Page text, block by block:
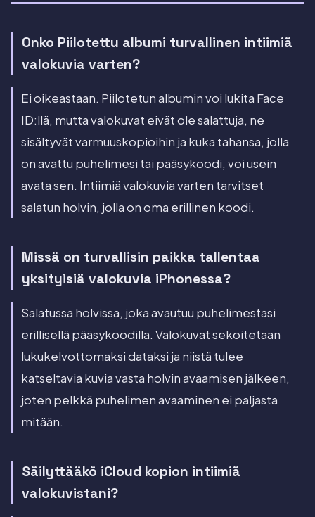
Onko Piilotettu albumi turvallinen intiimiä
valokuvia varten?
Ei oikeastaan. Piilotetun albumin voi lukita Face
ID:llä, mutta valokuvat eivät ole salattuja, ne
sisältyvät varmuuskopioihin ja kuka tahansa, jolla
on avattu puhelimesi tai pääsykoodi, voi usein
avata sen. Intiimiä valokuvia varten tarvitset
salatun holvin, jolla on oma erillinen koodi.
Missä on turvallisin paikka tallentaa
yksityisiä valokuvia iPhonessa?
Salatussa holvissa, joka avautuu puhelimestasi
erillisellä pääsykoodilla. Valokuvat sekoitetaan
lukukelvottomaksi dataksi ja niistä tulee
katseltavia kuvia vasta holvin avaamisen jälkeen,
joten pelkkä puhelimen avaaminen ei paljasta
mitään.
Säilyttääkö iCloud kopion intiimiä
valokuvistani?